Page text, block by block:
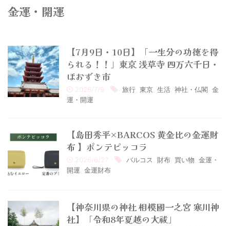
金運・開運
【7月9日・10日】「一生分の功徳を得
られる！！」東京 浅草寺 四万六千日・
ほおずき市
2026/7/9 旅行 東京 生活 神社・仏閣 金
運・開運
【島田秀平×BARCOS 黄金比の金運財
布 】ポンテピッコラ
2026/6/27 バルコス 財布 買い物 金運・
開運 金運財布
【神奈川県の神社 相模國一之宮 寒川神
社】「令和8年夏越の大祓」